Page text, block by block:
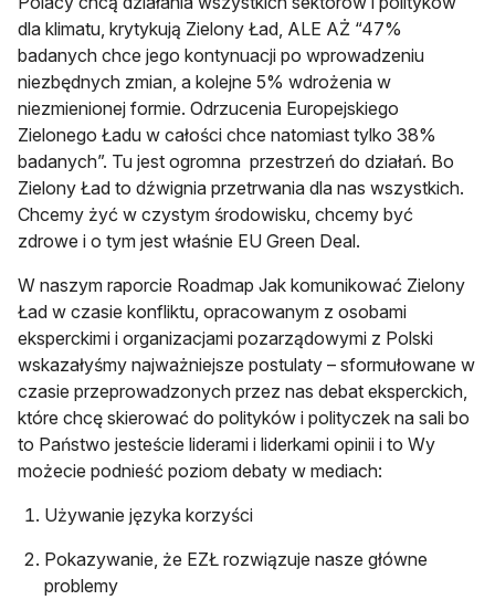
dla klimatu, krytykują Zielony Ład, ALE AŻ “47%
badanych chce jego kontynuacji po wprowadzeniu
niezbędnych zmian, a kolejne 5% wdrożenia w
niezmienionej formie. Odrzucenia Europejskiego
Zielonego Ładu w całości chce natomiast tylko 38%
badanych”. Tu jest ogromna przestrzeń do działań. Bo
Zielony Ład to dźwignia przetrwania dla nas wszystkich.
Chcemy żyć w czystym środowisku, chcemy być
zdrowe i o tym jest właśnie EU Green Deal.
W naszym raporcie Roadmap Jak komunikować Zielony
Ład w czasie konfliktu, opracowanym z osobami
eksperckimi i organizacjami pozarządowymi z Polski
wskazałyśmy najważniejsze postulaty – sformułowane w
czasie przeprowadzonych przez nas debat eksperckich,
które chcę skierować do polityków i polityczek na sali bo
to Państwo jesteście liderami i liderkami opinii i to Wy
możecie podnieść poziom debaty w mediach:
Używanie języka korzyści
Pokazywanie, że EZŁ rozwiązuje nasze główne
problemy